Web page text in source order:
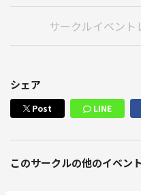
サークルイベント
シェア
Post LINE
このサークルの他のイベント